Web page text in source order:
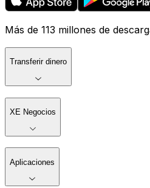
Más de 113 millones de
Transferir dinero
XE Negocios
Aplicaciones